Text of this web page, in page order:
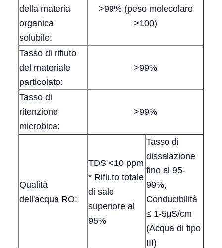
della materia
organica
solubile:
>99% (peso molecolare
>100)
Tasso di rifiuto
del materiale
particolato:
>99%
Tasso di
ritenzione
microbica:
>99%
Qualità
dell'acqua RO:
TDS <10 ppm
* Rifiuto totale
di sale
superiore al
95%
Tasso di
dissalazione
fino al 95-
99%,
Conducibilità
≤ 1-5μS/cm
(Acqua di tipo
III)